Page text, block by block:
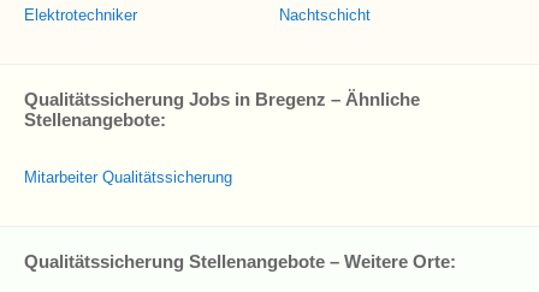
Elektrotechniker Nachtschicht
Qualitätssicherung Jobs in Bregenz – Ähnliche
Stellenangebote:
Mitarbeiter Qualitätssicherung
Qualitätssicherung Stellenangebote – Weitere Orte: